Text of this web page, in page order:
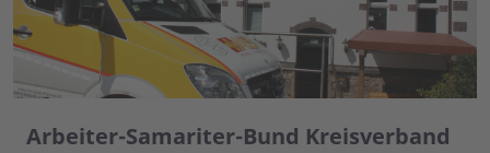
Arbeiter-Samariter-Bund Kreisverband